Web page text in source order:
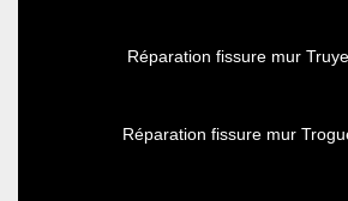
Réparation fissure mur
Réparation fissure mur